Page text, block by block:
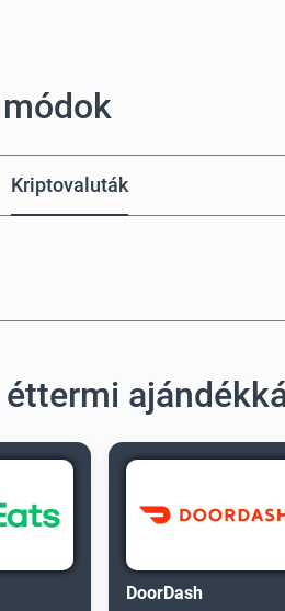
Kriptovaluták
DoorDash